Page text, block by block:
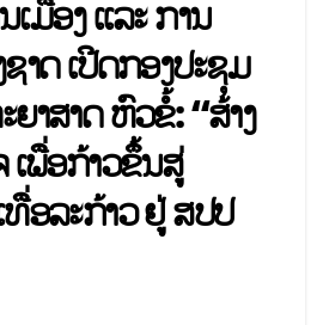
ເມືອງ ແລະ ການ
າດ ເປີດກອງປະຊຸມ
ຍາສາດ ຫົວຂໍ້: “ສ້າງ
ເພື່ອກ້າວຂຶ້ນສູ່
ອລະກ້າວ ຢູ່ ສປປ